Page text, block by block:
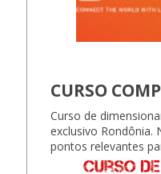
CURSO
Curso de
exclusivo Rondônia.
pontos relevantes